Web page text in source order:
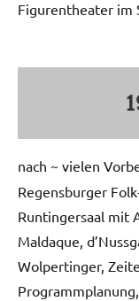
Figurentheater im
nach ~ vielen
Regensburger
Runtingersaal mit
Maldaque,
Wolpertinger,